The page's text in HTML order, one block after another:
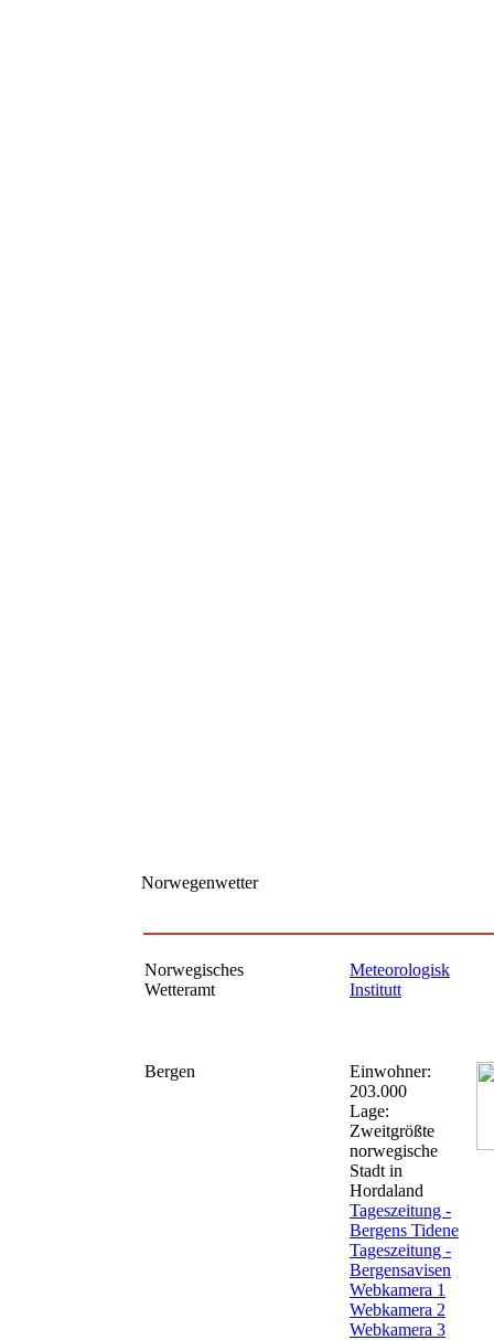
Norwegenwetter
Norwegisches
Wetteramt
Meteorologisk
Institutt
Bergen
Einwohner:
203.000
Lage:
Zweitgrößte
norwegische
Stadt in
Hordaland
Tageszeitung -
Bergens Tidene
Tageszeitung -
Bergensavisen
Webkamera 1
Webkamera 2
Webkamera 3